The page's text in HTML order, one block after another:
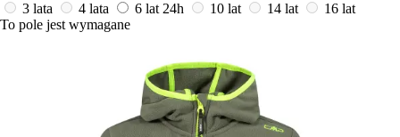
3 lata 4 lata 6 lat 24h 10 lat 14 lat
16 lat
To pole jest wymagane